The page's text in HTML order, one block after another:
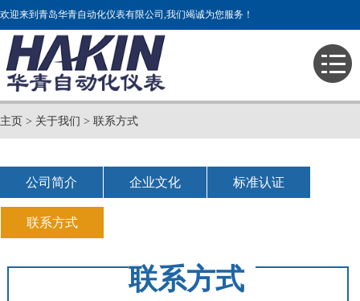
欢迎来到青岛华青自动化仪表有限公司,我们竭诚为您服务！
主页 > 关于我们 > 联系方式
公司简介 企业文化 标准认证
联系方式
联系方式